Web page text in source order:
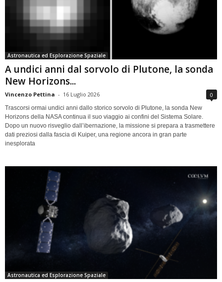
Astronautica ed Esplorazione Spaziale
A undici anni dal sorvolo di Plutone, la sonda
New Horizons...
Vincenzo Pettina - 16 Luglio 2026 0
Trascorsi ormai undici anni dallo storico sorvolo di Plutone, la sonda New
Horizons della NASA continua il suo viaggio ai confini del Sistema Solare.
Dopo un nuovo risveglio dall’ibernazione, la missione si prepara a trasmettere
dati preziosi dalla fascia di Kuiper, una regione ancora in gran parte
inesplorata
Astronautica ed Esplorazione Spaziale